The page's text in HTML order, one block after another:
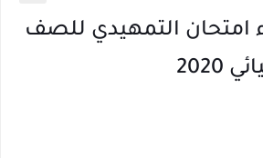
امتحان التمهيدي للصف